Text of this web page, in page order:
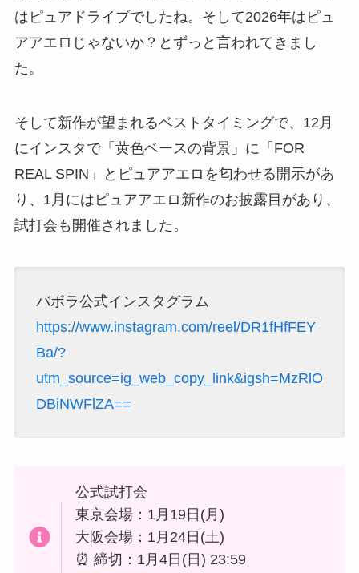
はピュアドライブでしたね。そして2026年はピュ
アアエロじゃないか？とずっと言われてきまし
た。
そして新作が望まれるベストタイミングで、12月
にインスタで「黄色ベースの背景」に「FOR
REAL SPIN」とピュアアエロを匂わせる開示があ
り、1月にはピュアアエロ新作のお披露目があり、
試打会も開催されました。
バボラ公式インスタグラム
https://www.instagram.com/reel/DR1fHfFEY
Ba/?
utm_source=ig_web_copy_link&igsh=MzRlO
DBiNWFlZA==
公式試打会
東京会場：1月19日(月)
大阪会場：1月24日(土)
⏰ 締切：1月4日(日) 23:59